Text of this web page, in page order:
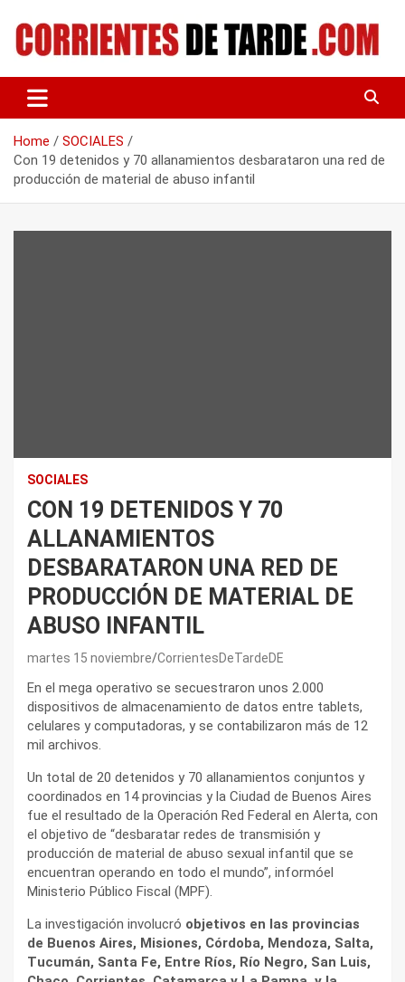
content
CORRIENTES DE TARDE
Home
SOCIALES
Con 19 detenidos y 70 allanamientos desbarataron una red de
producción de material de abuso infantil
SOCIALES
CON 19 DETENIDOS Y 70
ALLANAMIENTOS
DESBARATARON UNA RED DE
PRODUCCIÓN DE MATERIAL DE
ABUSO INFANTIL
martes 15 noviembre CorrientesDeTardeDE
En el mega operativo se secuestraron unos 2.000
dispositivos de almacenamiento de datos entre tablets,
celulares y computadoras, y se contabilizaron más de 12
mil archivos.
Un total de 20 detenidos y 70 allanamientos conjuntos y
coordinados en 14 provincias y la Ciudad de Buenos Aires
fue el resultado de la Operación Red Federal en Alerta, con
el objetivo de “desbaratar redes de transmisión y
producción de material de abuso sexual infantil que se
encuentran operando en todo el mundo”, informóel
Ministerio Público Fiscal (MPF).
La investigación involucró objetivos en las provincias
de Buenos Aires, Misiones, Córdoba, Mendoza, Salta,
Tucumán, Santa Fe, Entre Ríos, Río Negro, San Luis,